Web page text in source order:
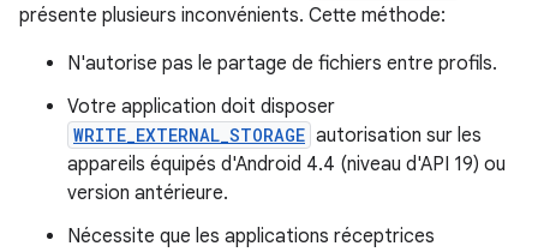
présente plusieurs inconvénients. Cette méthode:
N'autorise pas le partage de fichiers entre profils.
Votre application doit disposer
WRITE_EXTERNAL_STORAGE autorisation sur les
appareils équipés d'Android 4.4 (niveau d'API 19) ou
version antérieure.
Nécessite que les applications réceptrices